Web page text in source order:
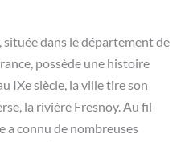
située dans le département de
possède une histoire
IXe siècle, la ville tire son
la rivière Fresnoy. Au fil
a connu de nombreuses